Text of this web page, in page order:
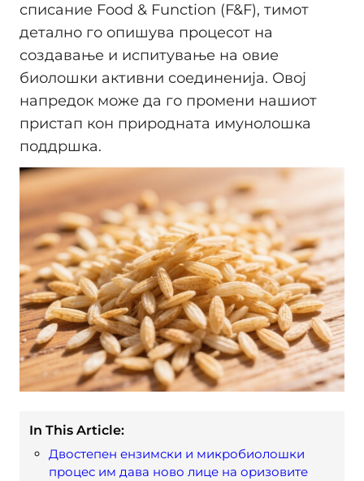
списание Food & Function (F&F), тимот
детално го опишува процесот на
создавање и испитување на овие
биолошки активни соединенија. Овој
напредок може да го промени нашиот
пристап кон природната имунолошка
поддршка.
In This Article:
Двостепен ензимски и микробиолошки
процес им дава ново лице на оризовите